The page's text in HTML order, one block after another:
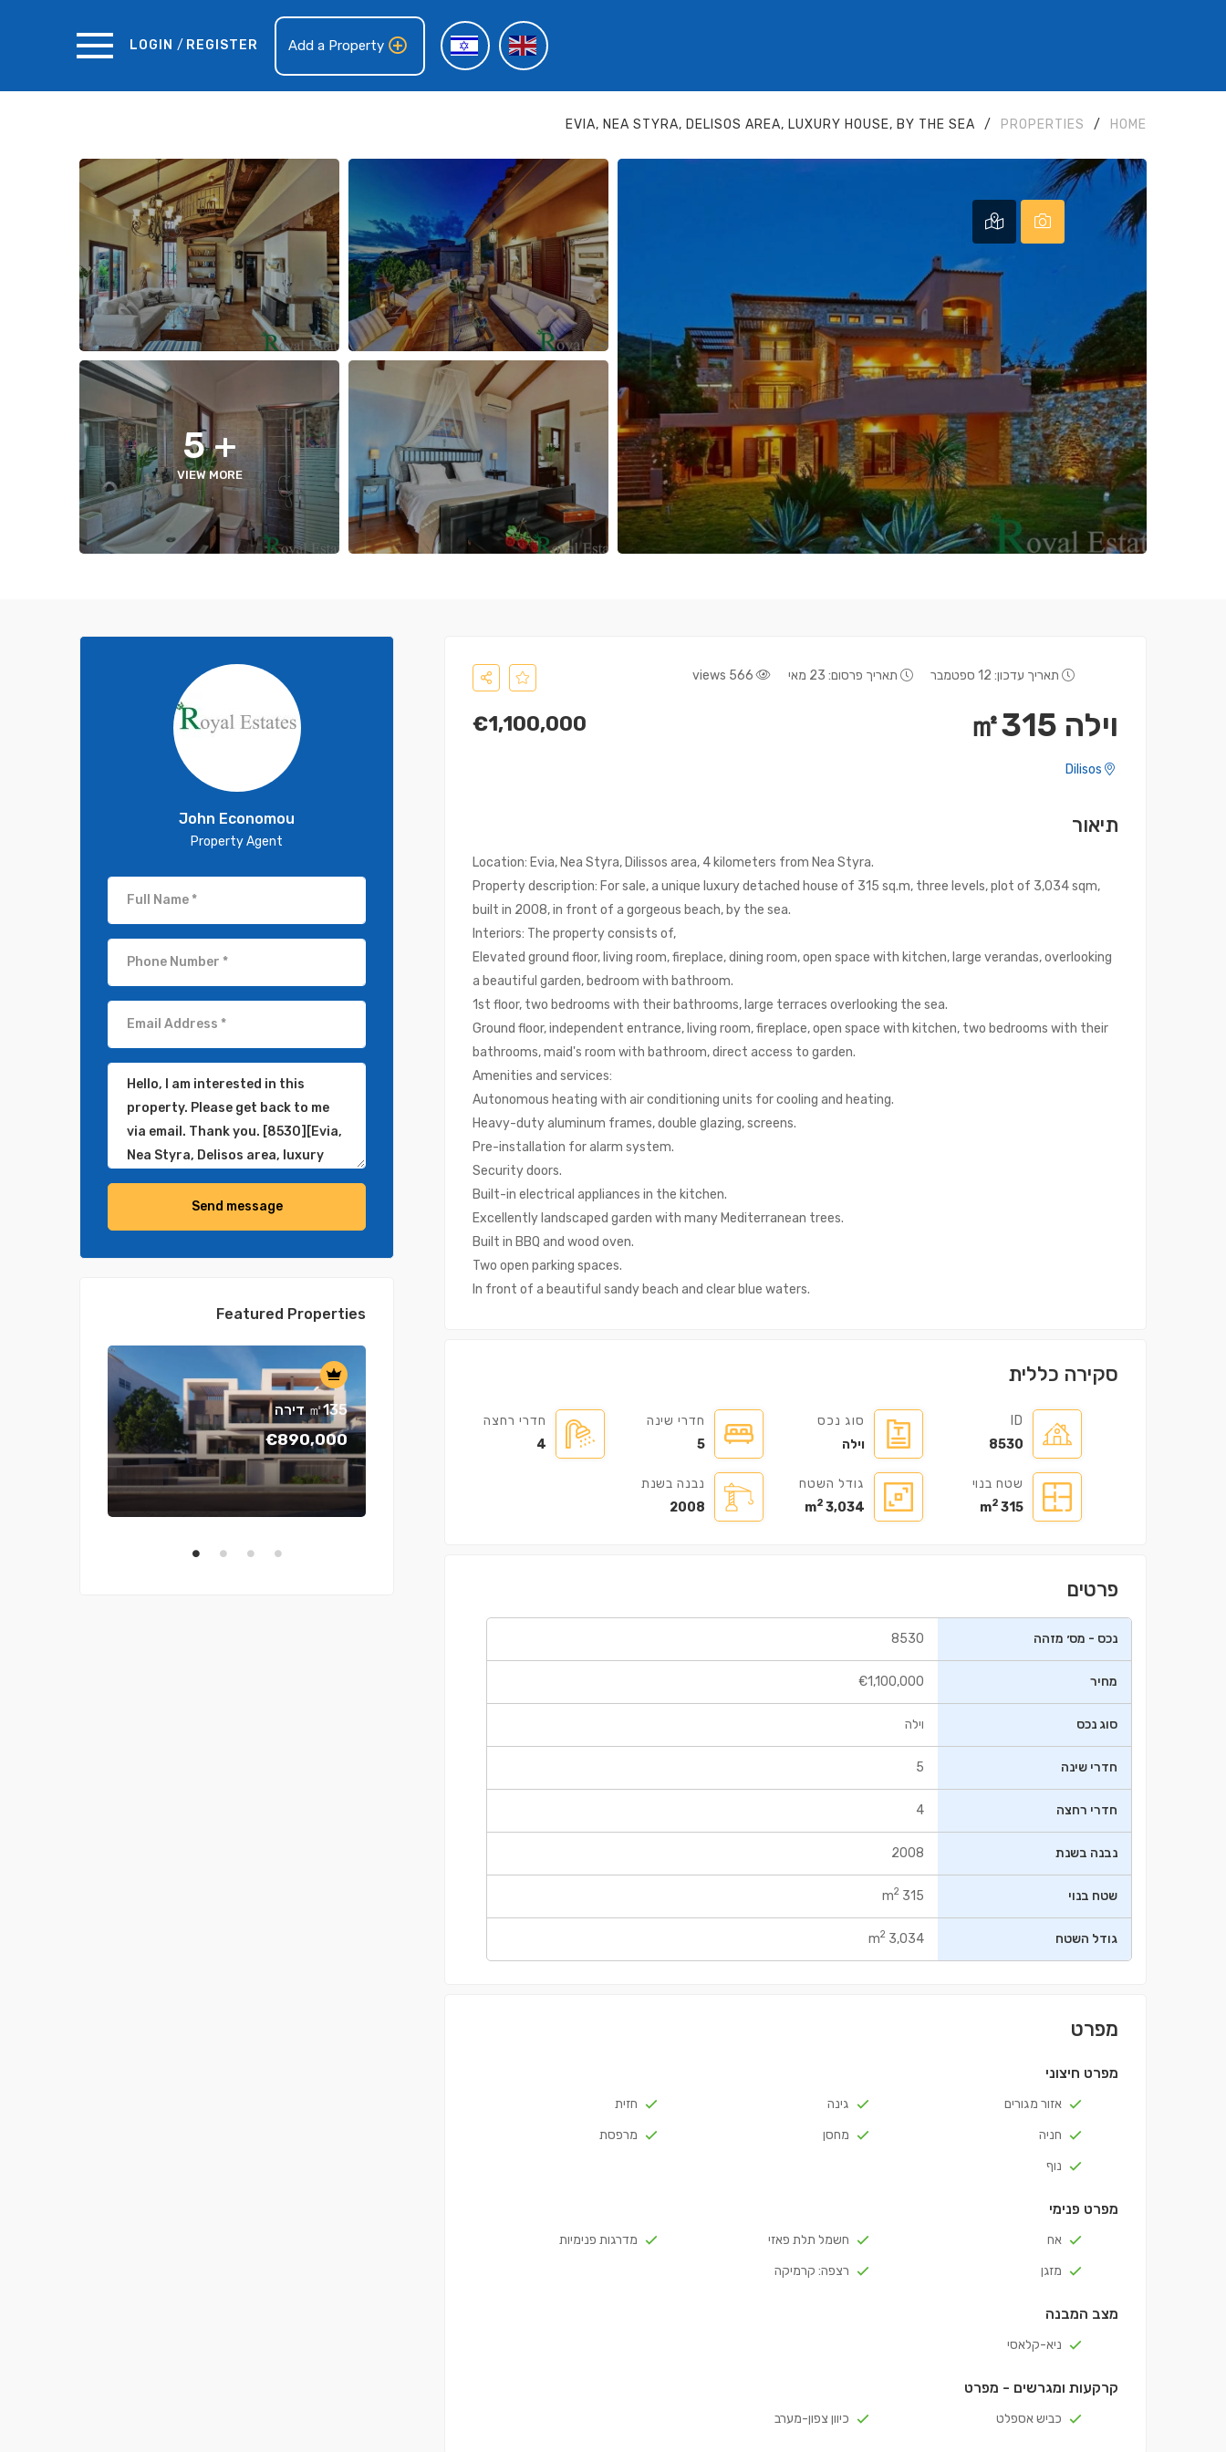
LOGIN / REGISTER Add a Property
HOME
/
PROPERTIES
/
EVIA, NEA STYRA, DELISOS AREA, LUXURY HOUSE, BY THE SEA
+ 5
VIEW MORE
תאריך עדכון: 12 ספטמבר תאריך פרסום: 23 מאי 566 views
וילה ㎡315 €1,100,000
תיאור
Location: Evia, Nea Styra, Dilissos area, 4 kilometers from Nea Styra.
Property description: For sale, a unique luxury detached house of 315 sq.m, three levels, plot of 3,034 sqm,
built in 2008, in front of a gorgeous beach, by the sea.
Interiors: The property consists of,
Elevated ground floor, living room, fireplace, dining room, open space with kitchen, large verandas, overlooking
a beautiful garden, bedroom with bathroom.
1st floor, two bedrooms with their bathrooms, large terraces overlooking the sea.
Ground floor, independent entrance, living room, fireplace, open space with kitchen, two bedrooms with their
bathrooms, maid's room with bathroom, direct access to garden.
Amenities and services:
Autonomous heating with air conditioning units for cooling and heating.
Heavy-duty aluminum frames, double glazing, screens.
Pre-installation for alarm system.
Security doors.
Built-in electrical appliances in the kitchen.
Excellently landscaped garden with many Mediterranean trees.
Built in BBQ and wood oven.
Two open parking spaces.
In front of a beautiful sandy beach and clear blue waters.
סקירה כללית
ID
8530
סוג נכס
וילה
חדרי שינה
5
חדרי רחצה
4
שטח בנוי
315 m
2
גודל השטח
3,034 m
2
נבנה בשנת
2008
פרטים
נכס - מס׳ מזהה 8530
מחיר €1,100,000
סוג נכס וילה
חדרי שינה 5
חדרי רחצה 4
נבנה בשנת 2008
שטח בנוי 315 m
2
גודל השטח 3,034 m
2
מפרט
מפרט חיצוני
אזור מגורים גינה
חזית
חניה
מחסן
מרפסת
נוף
מפרט פנימי
אח חשמל תלת פאזי
מדרגות פנימיות
מזגן
רצפה: קרמיקה
מצב המבנה
ניא-קלאסי
קרקעות ומגרשים - מפרט
כביש אספלט כיוון צפון-מערב
John Economou
Property Agent
Send message
Featured Properties
בניין ㎡98.5
€235,000
€350,000
דירה ㎡100
€500,000
דירה ㎡135
€890,000